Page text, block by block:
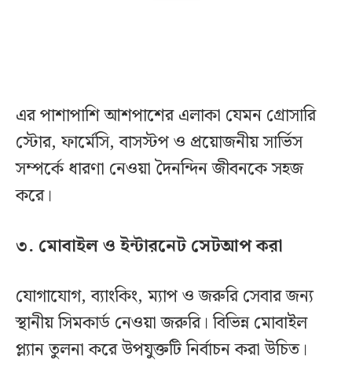
এর পাশাপাশি আশপাশের এলাকা যেমন গ্রোসারি
স্টোর, ফার্মেসি, বাসস্টপ ও প্রয়োজনীয় সার্ভিস
সম্পর্কে ধারণা নেওয়া দৈনন্দিন জীবনকে সহজ
করে।
৩. মোবাইল ও ইন্টারনেট সেটআপ করা
যোগাযোগ, ব্যাংকিং, ম্যাপ ও জরুরি সেবার জন্য
স্থানীয় সিমকার্ড নেওয়া জরুরি। বিভিন্ন মোবাইল
প্ল্যান তুলনা করে উপযুক্তটি নির্বাচন করা উচিত।